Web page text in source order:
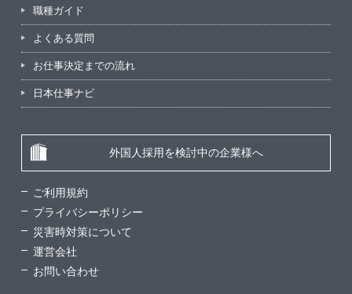
職種ガイド
よくある質問
お仕事決定までの流れ
日本仕事ナビ
外国人採用を検討中の企業様へ
ご利用規約
プライバシーポリシー
災害時対策について
運営会社
お問い合わせ